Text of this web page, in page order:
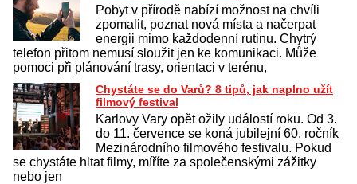
Pobyt v přírodě nabízí možnost na chvíli
zpomalit, poznat nová místa a načerpat
energii mimo každodenní rutinu. Chytrý
telefon přitom nemusí sloužit jen ke komunikaci. Může
pomoci při plánování trasy, orientaci v terénu,
Chystáte se do Varů? 8 tipů, jak naplno užít
filmový festival
Karlovy Vary opět ožily událostí roku. Od 3.
do 11. července se koná jubilejní 60. ročník
Mezinárodního filmového festivalu. Pokud
se chystáte hltat filmy, míříte za společenskými zážitky
nebo jen